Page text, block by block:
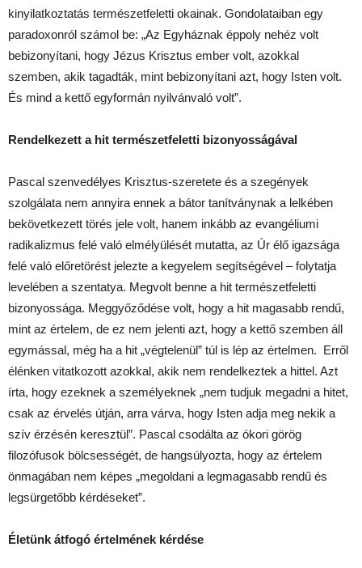
kinyilatkoztatás természetfeletti okainak. Gondolataiban egy
paradoxonról számol be: „Az Egyháznak éppoly nehéz volt
bebizonyítani, hogy Jézus Krisztus ember volt, azokkal
szemben, akik tagadták, mint bebizonyítani azt, hogy Isten volt.
És mind a kettő egyformán nyilvánvaló volt”.
Rendelkezett a hit természetfeletti bizonyosságával
Pascal szenvedélyes Krisztus-szeretete és a szegények
szolgálata nem annyira ennek a bátor tanítványnak a lelkében
bekövetkezett törés jele volt, hanem inkább az evangéliumi
radikalizmus felé való elmélyülését mutatta, az Úr élő igazsága
felé való előretörést jelezte a kegyelem segítségével – folytatja
levelében a szentatya. Megvolt benne a hit természetfeletti
bizonyossága. Meggyőződése volt, hogy a hit magasabb rendű,
mint az értelem, de ez nem jelenti azt, hogy a kettő szemben áll
egymással, még ha a hit „végtelenül” túl is lép az értelmen. Erről
élénken vitatkozott azokkal, akik nem rendelkeztek a hittel. Azt
írta, hogy ezeknek a személyeknek „nem tudjuk megadni a hitet,
csak az érvelés útján, arra várva, hogy Isten adja meg nekik a
szív érzésén keresztül”. Pascal csodálta az ókori görög
filozófusok bölcsességét, de hangsúlyozta, hogy az értelem
önmagában nem képes „megoldani a legmagasabb rendű és
legsürgetőbb kérdéseket”.
Életünk átfogó értelmének kérdése